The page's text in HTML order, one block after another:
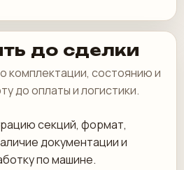
до сделки
комплектации, состоянию и
до оплаты и логистики.
секций, формат,
документации и
по машине.